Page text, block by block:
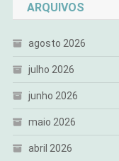
ARQUIVOS
agosto 2026
julho 2026
junho 2026
maio 2026
abril 2026